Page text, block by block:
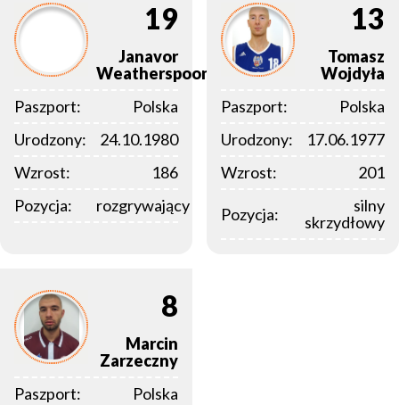
19
Janavor
Weatherspoon
Paszport:
Polska
Urodzony:
24.10.1980
Wzrost:
186
Pozycja:
rozgrywający
13
Tomasz
Wojdyła
Paszport:
Polska
Urodzony:
17.06.1977
Wzrost:
201
Pozycja:
silny
skrzydłowy
8
Marcin
Zarzeczny
Paszport:
Polska